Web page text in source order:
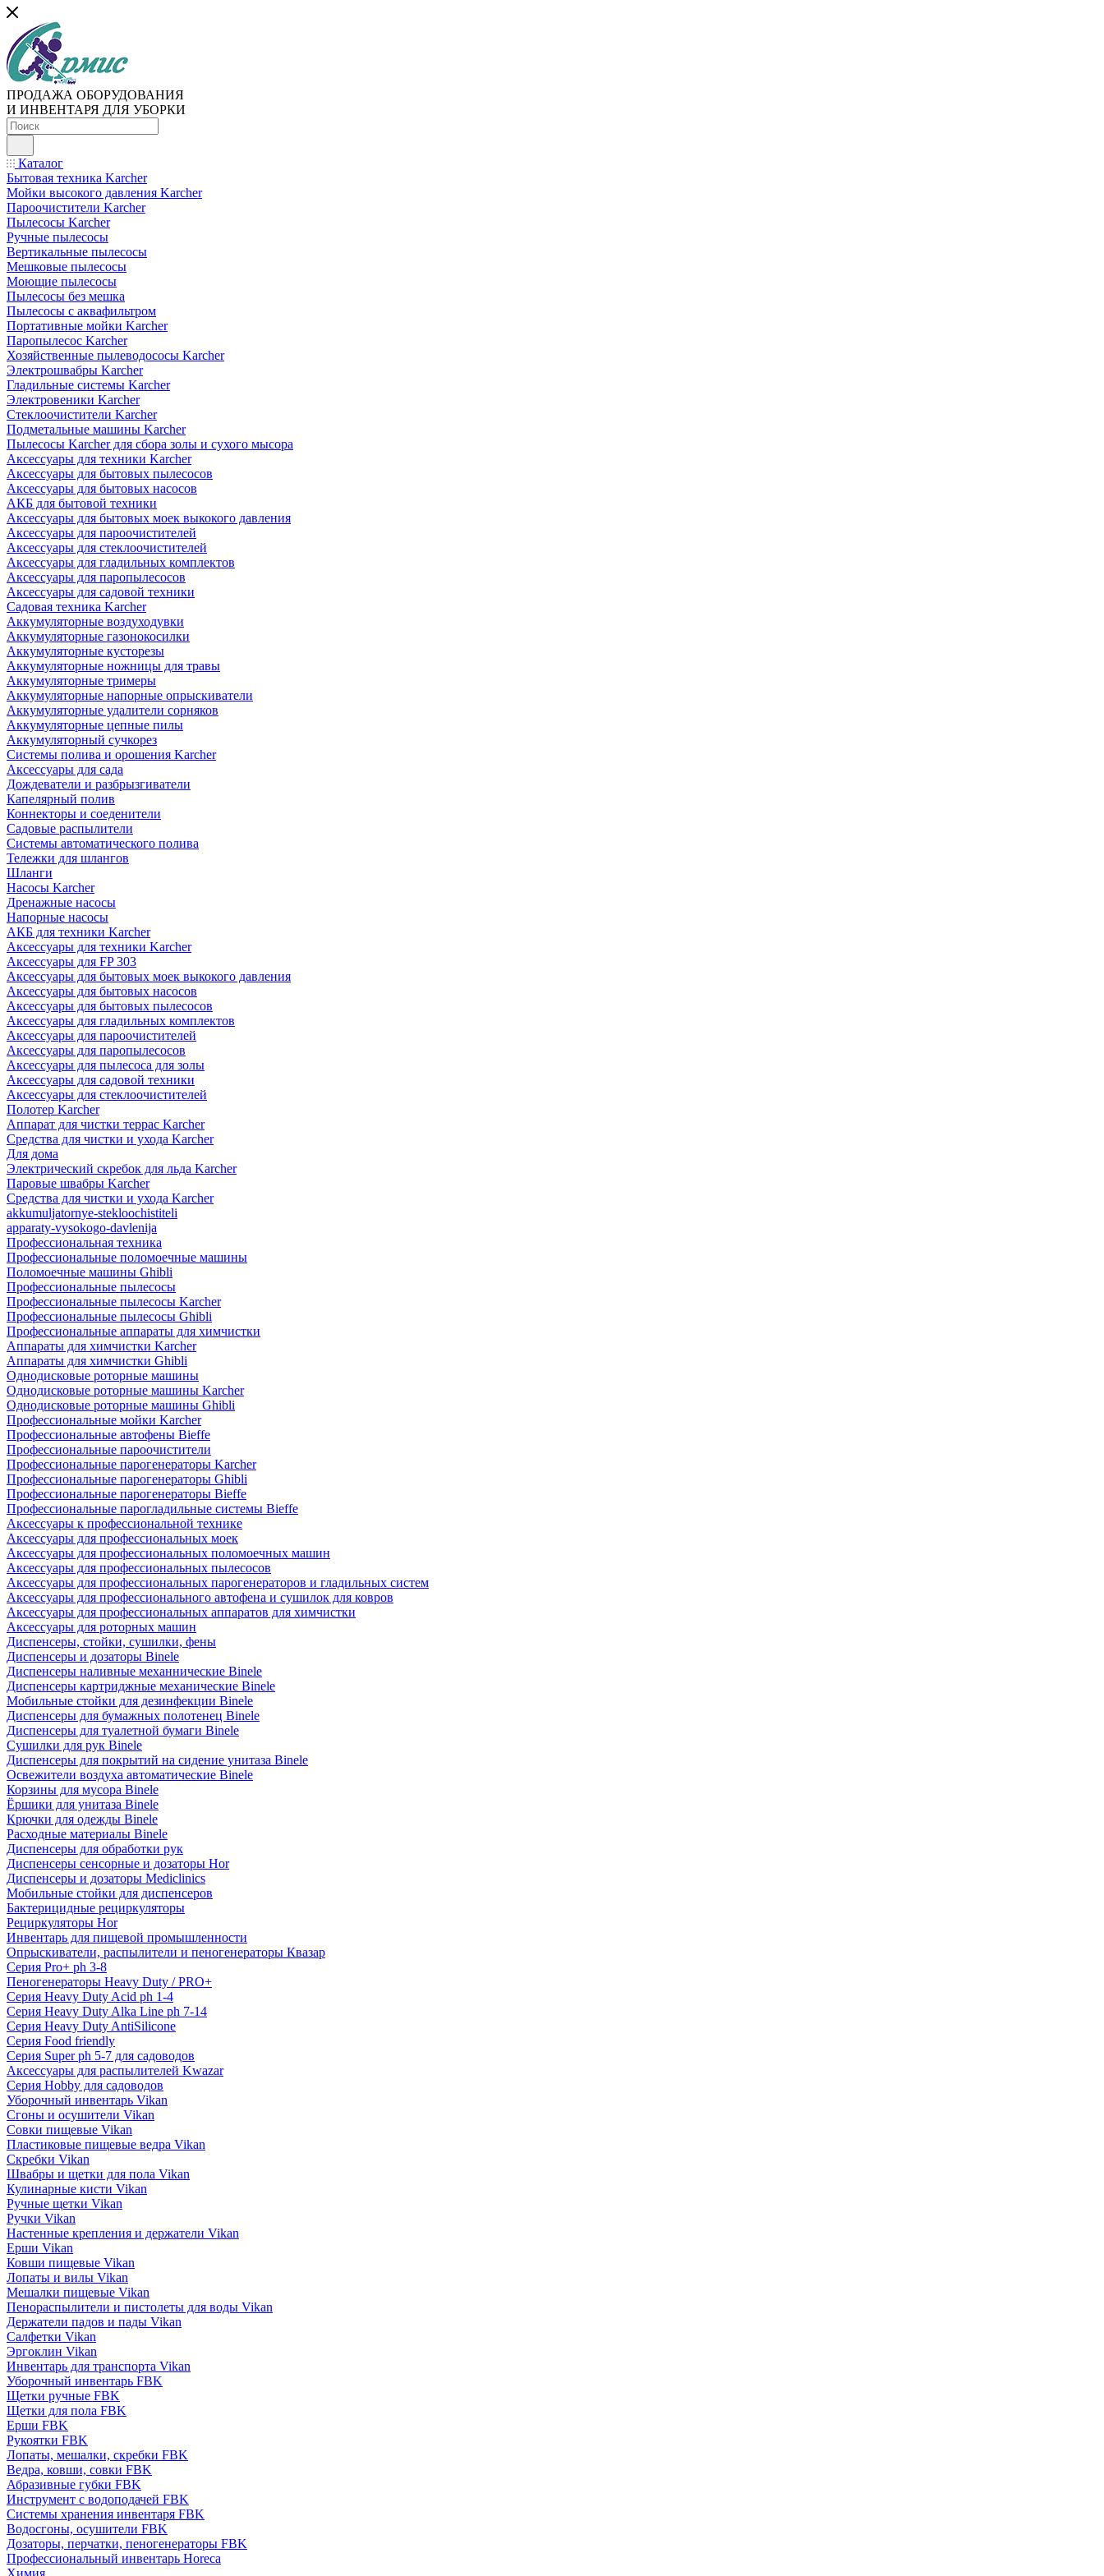
ПРОДАЖА ОБОРУДОВАНИЯ
И ИНВЕНТАРЯ ДЛЯ УБОРКИ
Каталог
Бытовая техника Karcher
Мойки высокого давления Karcher
Пароочистители Karcher
Пылесосы Karcher
Ручные пылесосы
Вертикальные пылесосы
Мешковые пылесосы
Моющие пылесосы
Пылесосы без мешка
Пылесосы с аквафильтром
Портативные мойки Karcher
Паропылесос Karcher
Хозяйственные пылеводососы Karcher
Электрошвабры Karcher
Гладильные системы Karcher
Электровеники Karcher
Стеклоочистители Karcher
Подметальные машины Karcher
Пылесосы Karcher для сбора золы и сухого мысора
Аксессуары для техники Karcher
Аксессуары для бытовых пылесосов
Аксессуары для бытовых насосов
АКБ для бытовой техники
Аксессуары для бытовых моек выкокого давления
Аксессуары для пароочистителей
Аксессуары для стеклоочистителей
Аксессуары для гладильных комплектов
Аксессуары для паропылесосов
Аксессуары для садовой техники
Садовая техника Karcher
Аккумуляторные воздуходувки
Аккумуляторные газонокосилки
Аккумуляторные кусторезы
Аккумуляторные ножницы для травы
Аккумуляторные тримеры
Аккумуляторные напорные опрыскиватели
Аккумуляторные удалители сорняков
Аккумуляторные цепные пилы
Аккумуляторный сучкорез
Системы полива и орошения Karcher
Аксессуары для сада
Дождеватели и разбрызгиватели
Капелярный полив
Коннекторы и соеденители
Садовые распылители
Системы автоматического полива
Тележки для шлангов
Шланги
Насосы Karcher
Дренажные насосы
Напорные насосы
АКБ для техники Karcher
Аксессуары для техники Karcher
Аксессуары для FP 303
Аксессуары для бытовых моек выкокого давления
Аксессуары для бытовых насосов
Аксессуары для бытовых пылесосов
Аксессуары для гладильных комплектов
Аксессуары для пароочистителей
Аксессуары для паропылесосов
Аксессуары для пылесоса для золы
Аксессуары для садовой техники
Аксессуары для стеклоочистителей
Полотер Karcher
Аппарат для чистки террас Karcher
Средства для чистки и ухода Karcher
Для дома
Электрический скребок для льда Karcher
Паровые швабры Karcher
Средства для чистки и ухода Karcher
akkumuljatornye-stekloochistiteli
apparaty-vysokogo-davlenija
Профессиональная техника
Профессиональные поломоечные машины
Поломоечные машины Ghibli
Профессиональные пылесосы
Профессиональные пылесосы Karcher
Профессиональные пылесосы Ghibli
Профессиональные аппараты для химчистки
Аппараты для химчистки Karcher
Аппараты для химчистки Ghibli
Однодисковые роторные машины
Однодисковые роторные машины Karcher
Однодисковые роторные машины Ghibli
Профессиональные мойки Karcher
Профессиональные автофены Bieffe
Профессиональные пароочистители
Профессиональные парогенераторы Karcher
Профессиональные парогенераторы Ghibli
Профессиональные парогенераторы Bieffe
Профессиональные парогладильные системы Bieffe
Аксессуары к профессиональной технике
Аксессуары для профессиональных моек
Аксессуары для профессиональных поломоечных машин
Аксессуары для профессиональных пылесосов
Аксессуары для профессиональных парогенераторов и гладильных систем
Аксессуары для профессионального автофена и сушилок для ковров
Аксессуары для профессиональных аппаратов для химчистки
Аксессуары для роторных машин
Диспенсеры, стойки, сушилки, фены
Диспенсеры и дозаторы Binele
Диспенсеры наливные механнические Binele
Диспенсеры картриджные механические Binele
Мобильные стойки для дезинфекции Binele
Диспенсеры для бумажных полотенец Binele
Диспенсеры для туалетной бумаги Binele
Сушилки для рук Binele
Диспенсеры для покрытий на сидение унитаза Binele
Освежители воздуха автоматические Binele
Корзины для мусора Binele
Ёршики для унитаза Binele
Крючки для одежды Binele
Расходные материалы Binele
Диспенсеры для обработки рук
Диспенсеры сенсорные и дозаторы Hor
Диспенсеры и дозаторы Mediclinics
Мобильные стойки для диспенсеров
Бактерицидные рециркуляторы
Рециркуляторы Hor
Инвентарь для пищевой промышленности
Опрыскиватели, распылители и пеногенераторы Квазар
Серия Pro+ ph 3-8
Пеногенераторы Heavy Duty / PRO+
Серия Heavy Duty Acid ph 1-4
Серия Heavy Duty Alka Line ph 7-14
Серия Heavy Duty AntiSilicone
Серия Food friendly
Серия Super ph 5-7 для садоводов
Аксессуары для распылителей Kwazar
Серия Hobby для садоводов
Уборочный инвентарь Vikan
Сгоны и осушители Vikan
Совки пищевые Vikan
Пластиковые пищевые ведра Vikan
Скребки Vikan
Швабры и щетки для пола Vikan
Кулинарные кисти Vikan
Ручные щетки Vikan
Ручки Vikan
Настенные крепления и держатели Vikan
Ерши Vikan
Ковши пищевые Vikan
Лопаты и вилы Vikan
Мешалки пищевые Vikan
Пенораспылители и пистолеты для воды Vikan
Держатели падов и пады Vikan
Салфетки Vikan
Эргоклин Vikan
Инвентарь для транспорта Vikan
Уборочный инвентарь FBK
Щетки ручные FBK
Щетки для пола FBK
Ерши FBK
Рукоятки FBK
Лопаты, мешалки, скребки FBK
Ведра, ковши, совки FBK
Абразивные губки FBK
Инструмент с водоподачей FBK
Системы хранения инвентаря FBK
Водосгоны, осушители FBK
Дозаторы, перчатки, пеногенераторы FBK
Профессиональный инвентарь Horeca
Химия